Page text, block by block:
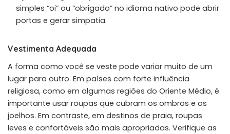
simples “oi” ou “obrigado” no idioma nativo pode abrir
portas e gerar simpatia.
Vestimenta Adequada
A forma como você se veste pode variar muito de um
lugar para outro. Em países com forte influência
religiosa, como em algumas regiões do Oriente Médio, é
importante usar roupas que cubram os ombros e os
joelhos. Em contraste, em destinos de praia, roupas
leves e confortáveis são mais apropriadas. Verifique as